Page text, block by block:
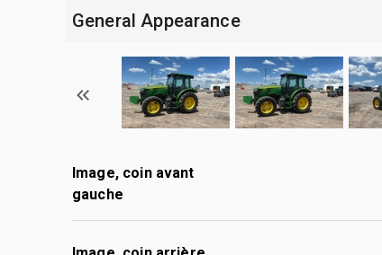
General Appearance
Image, coin avant
gauche